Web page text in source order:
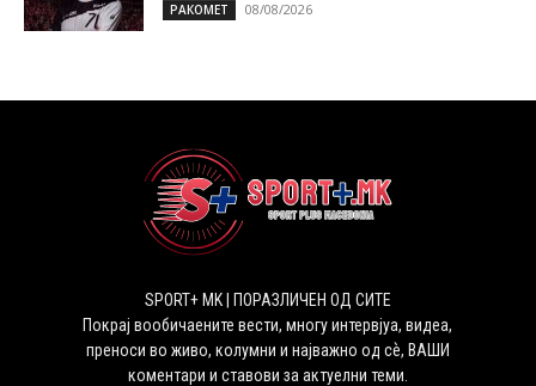
РАКОМЕТ 08/08/2026
SPORT+ MK | ПОРАЗЛИЧЕН ОД СИТЕ
Покрај вообичаените вести, многу интервјуа, видеа,
преноси во живо, колумни и најважно од сѐ, ВАШИ
коментари и ставови за актуелни теми.